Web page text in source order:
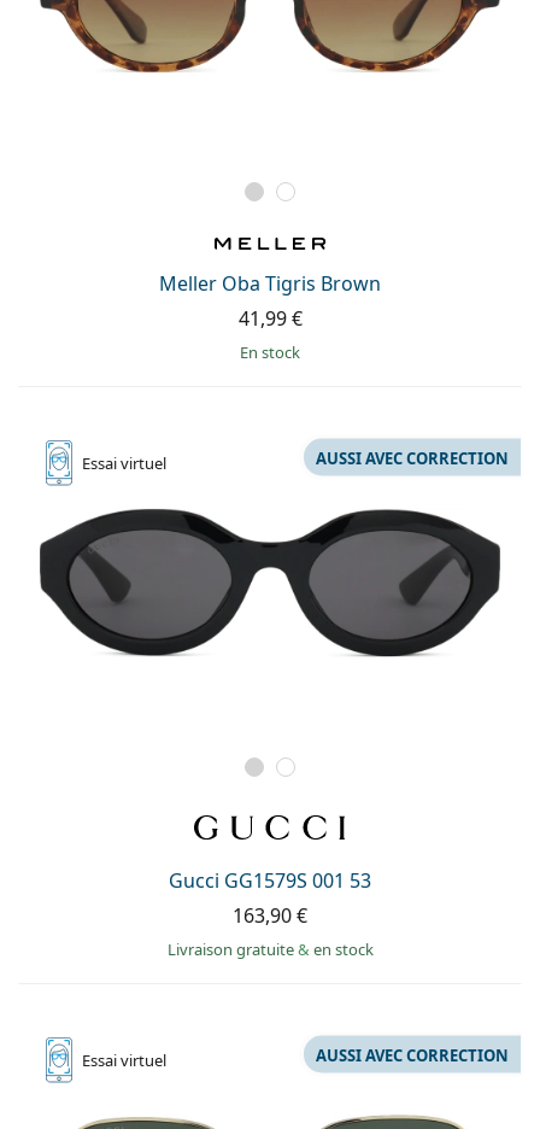
Meller Oba Tigris Brown
41,99 €
en stock
Essaivirtuel
Gucci GG1579S 001 53
AUSSI AVEC CORRECTION
163,90 €
Livraison gratuite& en stock
Essaivirtuel AUSSI AVEC CORRECTION